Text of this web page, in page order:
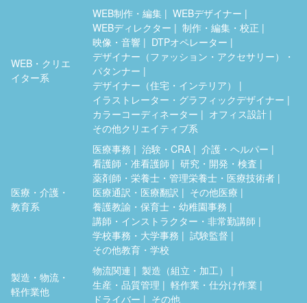
WEB・クリエ
イター系
WEB制作・編集
WEBデザイナー
WEBディレクター
制作・編集・校正
映像・音響
DTPオペレーター
デザイナー（ファッション・アクセサリー）・
パタンナー
デザイナー（住宅・インテリア）
イラストレーター・グラフィックデザイナー
カラーコーディネーター
オフィス設計
その他クリエイティブ系
医療・介護・
教育系
医療事務 治験・CRA
介護・ヘルパー
看護師・准看護師
研究・開発・検査
薬剤師・栄養士・管理栄養士・医療技術者
医療通訳・医療翻訳
その他医療
養護教諭・保育士・幼稚園事務
講師・インストラクター・非常勤講師
学校事務・大学事務
試験監督
その他教育・学校
製造・物流・
軽作業他
物流関連
製造（組立・加工）
生産・品質管理
軽作業・仕分け作業
ドライバー
その他